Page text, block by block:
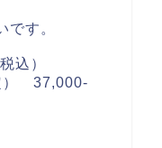
す。
込）
） 37,000-